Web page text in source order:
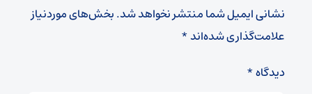
نشانی ایمیل شما منتشر نخواهد شد.بخش‌های موردنیاز
علامت‌گذاری شده‌اند*
دیدگاه*